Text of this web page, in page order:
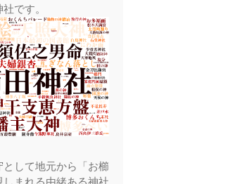
です。
して地元から「お櫛
しまれる由緒ある神社